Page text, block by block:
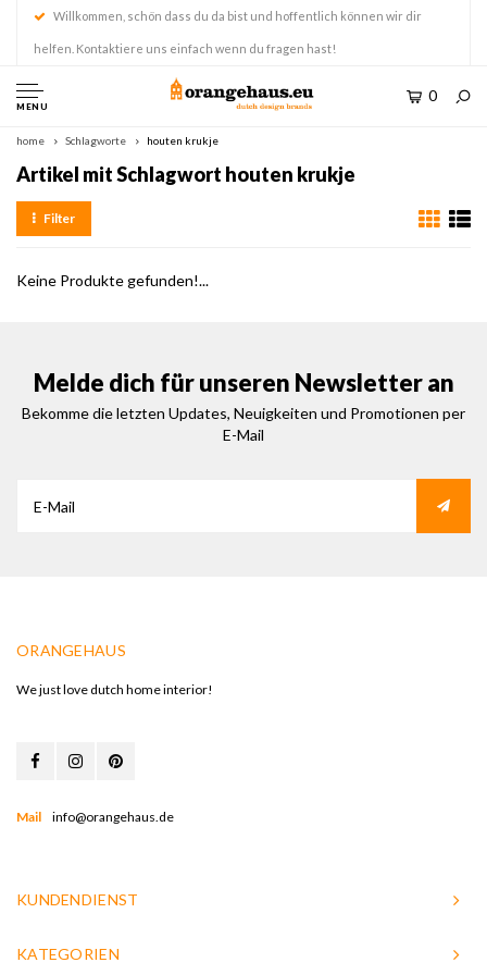
Willkommen, schön dass du da bist und hoffentlich können wir dir
helfen. Kontaktiere uns einfach wenn du fragen hast!
MENU
0
home Schlagworte houten krukje
Artikel mit Schlagwort houten krukje
Filter
Keine Produkte gefunden!...
Melde dich für unseren Newsletter an
Bekomme die letzten Updates, Neuigkeiten und Promotionen per
E-Mail
ORANGEHAUS
We just love dutch home interior!
Mail info@orangehaus.de
KUNDENDIENST
KATEGORIEN